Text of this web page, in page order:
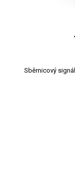
Sběrnicový